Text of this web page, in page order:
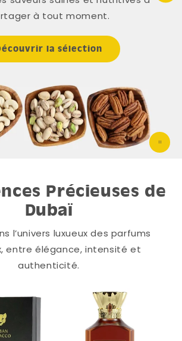
à tout moment.
la sélection
Précieuses de
Dubaï
l’univers luxueux des parfums
entre élégance, intensité et
authenticité.